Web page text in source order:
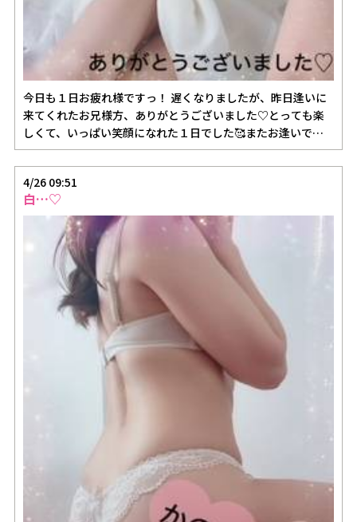
今日も１日お疲れ様ですっ！ 遅くなりましたが、昨日逢いに
来てくれたお兄様方、ありがとうございました♡とっても楽
しくて、いっぱい笑顔になれた１日でした🥰またお逢いでき
る日を楽しみ…
4/26 09:51
白…♡